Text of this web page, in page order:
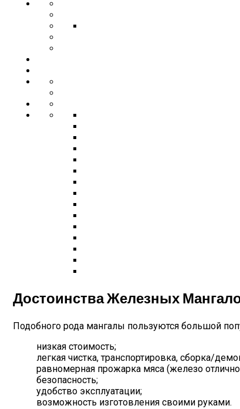
Достоинства Железных
Подобного рода мангалы пользуются большой
низкая стоимость;
легкая чистка, транспортировка, сборка/
равномерная прожарка мяса (железо
безопасность;
удобство эксплуатации;
возможность изготовления своими руками.